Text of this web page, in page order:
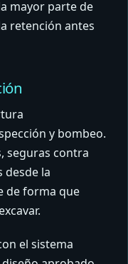
mayor parte de
retención antes
y bombeo.
seguras contra
desde la
de forma que
el sistema